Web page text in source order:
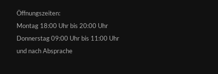
Öffnungszeiten:
Montag 18:00 Uhr bis 20:00 Uhr
Donnerstag 09:00 Uhr bis 11:00 Uhr
und nach Absprache